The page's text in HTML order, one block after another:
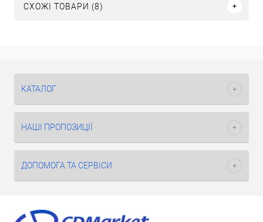
СХОЖІ ТОВАРИ (8)
КАТАЛОГ
НАШІ ПРОПОЗИЦІЇ
ДОПОМОГА ТА СЕРВІСИ